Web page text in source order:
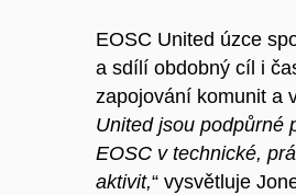
EOSC United úzce
a sdílí obdobný cíl i
zapojování komunit a
United jsou podpůrné
EOSC v technické,
aktivit,“ vysvětluje